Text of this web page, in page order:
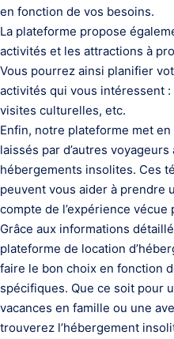
en fonction de vos besoins.
La plateforme propose
activités et les attractions à
Vous pourrez ainsi planifier
activités qui vous intéressent
visites culturelles, etc.
Enfin, notre plateforme met
laissés par d’autres
hébergements insolites. Ces
peuvent vous aider à prendre
compte de l’expérience vécue
Grâce aux informations
plateforme de location
faire le bon choix en fonction
spécifiques. Que ce soit pour
vacances en famille ou une
trouverez l’hébergement